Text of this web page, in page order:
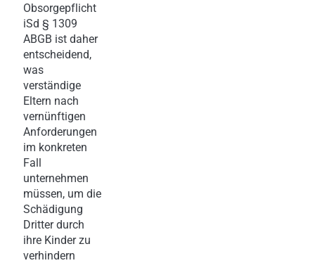
Obsorgepflicht
iSd § 1309
ABGB ist daher
entscheidend,
was
verständige
Eltern nach
vernünftigen
Anforderungen
im konkreten
Fall
unternehmen
müssen, um die
Schädigung
Dritter durch
ihre Kinder zu
verhindern